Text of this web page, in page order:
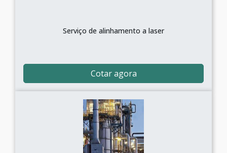
Serviço de alinhamento a laser
Cotar agora